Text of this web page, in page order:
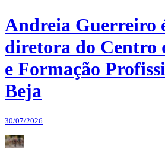
Andreia Guerreiro
diretora do Centro
e Formação
Beja
30/07/2026